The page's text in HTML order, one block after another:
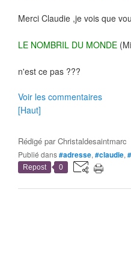
Merci Claudie ,je vois que
LE NOMBRIL DU MONDE
n'est ce pas ???
Voir les commentaires
[Haut]
Rédigé parChristaldesaintmarc
Publié dans#adresse, #claudie,
Repost 0